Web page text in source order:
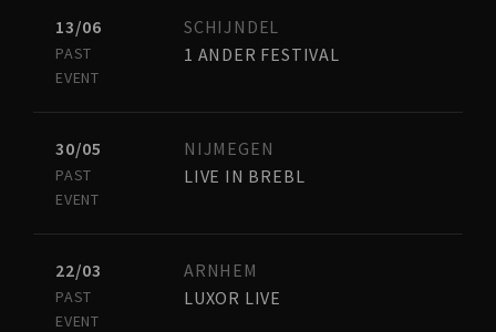
DELFT
PELT (BELGIË)
SCHIJNDEL
13/06
PAST
EVENT
SCHIJNDEL
1 ANDER FESTIVAL
30/05
PAST
EVENT
NIJMEGEN
LIVE IN BREBL
22/03
PAST
EVENT
ARNHEM
LUXOR LIVE